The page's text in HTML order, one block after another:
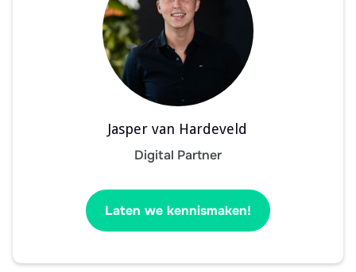
Jasper van Hardeveld
Digital Partner
Laten we kennismaken!